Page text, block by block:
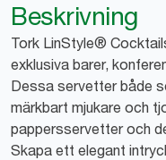
Beskrivning
Tork LinStyle®
exklusiva barer,
Dessa servetter både
märkbart mjukare och
pappersservetter och
Skapa ett elegant